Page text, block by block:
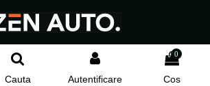
Cauta Autentificare
0
Cos